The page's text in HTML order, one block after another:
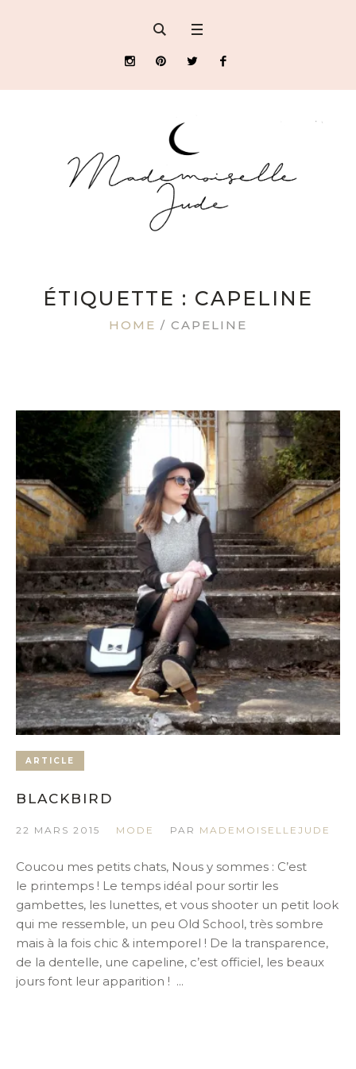
ÉTIQUETTE : CAPELINE
HOME / CAPELINE
ARTICLE
BLACKBIRD
22 MARS 2015 MODE PAR MADEMOISELLEJUDE
Coucou mes petits chats, Nous y sommes : C’est
le printemps ! Le temps idéal pour sortir les
gambettes, les lunettes, et vous shooter un petit look
qui me ressemble, un peu Old School, très sombre
mais à la fois chic & intemporel ! De la transparence,
de la dentelle, une capeline, c’est officiel, les beaux
jours font leur apparition ! ...